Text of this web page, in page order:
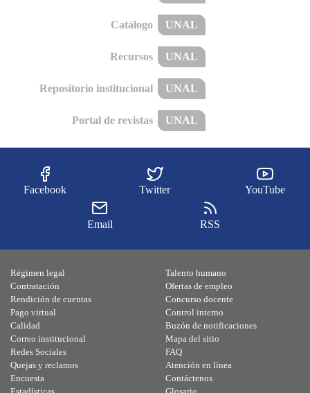
Catálogo UNAL
Recursos UNAL
Repositorio institucional UNAL
Portal de revistas UNAL
Facebook Twitter YouTube
Email RSS
Régimen legal
Contratación
Rendición de cuentas
Pago virtual
Calidad
Talento humano
Ofertas de empleo
Concurso docente
Control interno
Buzón de notificaciones
Correo institucional
Redes Sociales
Quejas y reclamos
Encuesta
Mapa del sitio
FAQ
Atención en línea
Contáctenos